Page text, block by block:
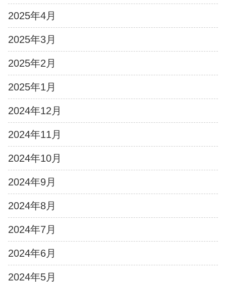
2025年4月
2025年3月
2025年2月
2025年1月
2024年12月
2024年11月
2024年10月
2024年9月
2024年8月
2024年7月
2024年6月
2024年5月